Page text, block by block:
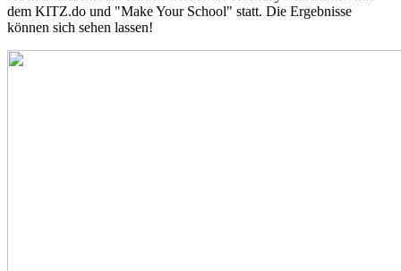
dem KITZ.do und "Make Your School" statt. Die Ergebnisse
können sich sehen lassen!